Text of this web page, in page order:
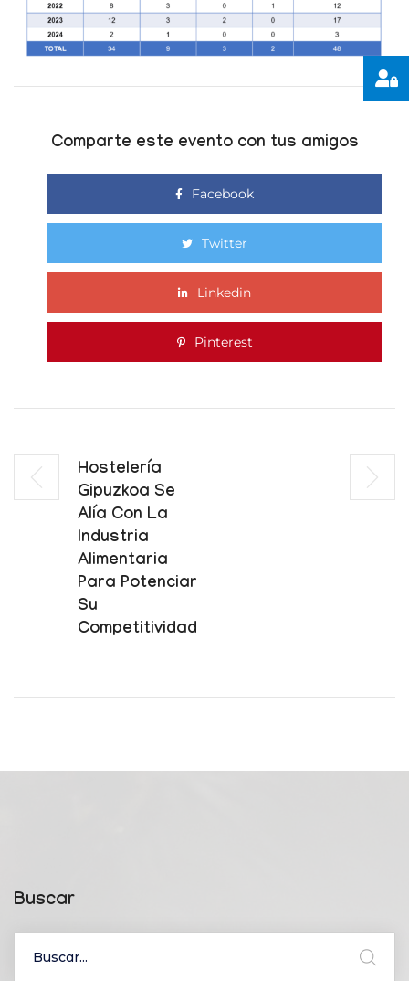
Comparte este evento con tus amigos
Facebook
Twitter
Linkedin
Pinterest
Hostelería
Gipuzkoa Se
Alía Con La
Industria
Alimentaria
Para Potenciar
Su
Competitividad
Buscar